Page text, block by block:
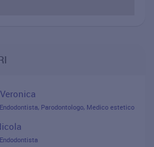
Parodontologo, Medico estetico